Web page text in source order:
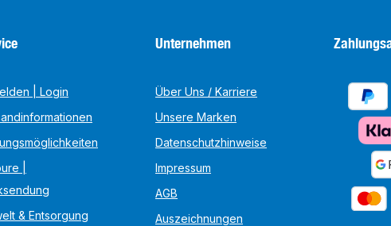
| Login
|
& Entsorgung
Unternehmen
Über Uns / Karriere
Unsere Marken
Datenschutzhinweise
Impressum
AGB
Auszeichnungen